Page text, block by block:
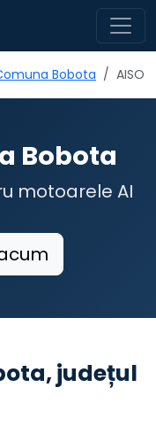
Bobota AISO
Bobota
motoarele AI
județul